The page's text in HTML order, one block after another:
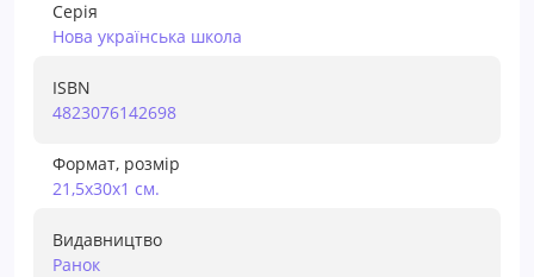
Серія
Нова українська школа
ISBN
4823076142698
Формат, розмір
21,5х30х1 см.
Видавництво
Ранок